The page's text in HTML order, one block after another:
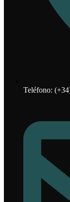
Teléfono: